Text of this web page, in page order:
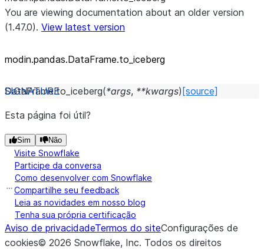
You are viewing documentation about an older version
(1.47.0). View latest version
modin.pandas.DataFrame.to_ iceberg
DataFrame.to_iceberg(*args, **kwargs) [source]
Esta página foi útil?
Sim Não
Visite Snowflake
Participe da conversa
Como desenvolver com Snowflake
Compartilhe seu feedback
Leia as novidades em nosso blog
Tenha sua própria certificação
Aviso de privacidadeTermos do siteConfigurações de
cookies© 2026 Snowflake, Inc. Todos os direitos